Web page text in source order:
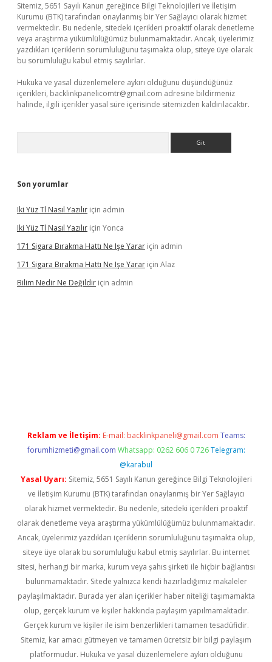
Sitemiz, 5651 Sayılı Kanun gereğince Bilgi Teknolojileri ve İletişim
Kurumu (BTK) tarafından onaylanmış bir Yer Sağlayıcı olarak hizmet
vermektedir. Bu nedenle, sitedeki içerikleri proaktif olarak denetleme
veya araştırma yükümlülüğümüz bulunmamaktadır. Ancak, üyelerimiz
yazdıkları içeriklerin sorumluluğunu taşımakta olup, siteye üye olarak
bu sorumluluğu kabul etmiş sayılırlar.
Hukuka ve yasal düzenlemelere aykırı olduğunu düşündüğünüz
içerikleri, backlinkpanelicomtr@gmail.com adresine bildirmeniz
halinde, ilgili içerikler yasal süre içerisinde sitemizden kaldırılacaktır.
Son yorumlar
Iki Yüz Tl Nasıl Yazılır için admin
Iki Yüz Tl Nasıl Yazılır için Yonca
171 Sigara Bırakma Hattı Ne Işe Yarar için admin
171 Sigara Bırakma Hattı Ne Işe Yarar için Alaz
Bilim Nedir Ne Değildir için admin
Reklam ve İletişim: E-mail: backlinkpaneli@gmail.com Teams:
forumhizmeti@gmail.com Whatsapp: 0262 606 0 726 Telegram:
@karabul
Yasal Uyarı: Sitemiz, 5651 Sayılı Kanun gereğince Bilgi Teknolojileri
ve İletişim Kurumu (BTK) tarafından onaylanmış bir Yer Sağlayıcı
olarak hizmet vermektedir. Bu nedenle, sitedeki içerikleri proaktif
olarak denetleme veya araştırma yükümlülüğümüz bulunmamaktadır.
Ancak, üyelerimiz yazdıkları içeriklerin sorumluluğunu taşımakta olup,
siteye üye olarak bu sorumluluğu kabul etmiş sayılırlar. Bu internet
sitesi, herhangi bir marka, kurum veya şahıs şirketi ile hiçbir bağlantısı
bulunmamaktadır. Sitede yalnızca kendi hazırladığımız makaleler
paylaşılmaktadır. Burada yer alan içerikler haber niteliği taşımamakta
olup, gerçek kurum ve kişiler hakkında paylaşım yapılmamaktadır.
Gerçek kurum ve kişiler ile isim benzerlikleri tamamen tesadüfidir.
Sitemiz, kar amacı gütmeyen ve tamamen ücretsiz bir bilgi paylaşım
platformudur. Hukuka ve yasal düzenlemelere aykırı olduğunu